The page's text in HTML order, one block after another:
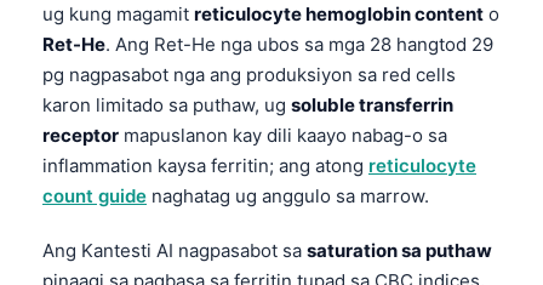
ug kung magamit reticulocyte hemoglobin content o
Ret-He. Ang Ret-He nga ubos sa mga 28 hangtod 29
pg nagpasabot nga ang produksiyon sa red cells
karon limitado sa puthaw, ug soluble transferrin
receptor mapuslanon kay dili kaayo nabag-o sa
inflammation kaysa ferritin; ang atong reticulocyte
count guide naghatag ug anggulo sa marrow.
Ang Kantesti AI nagpasabot sa saturation sa puthaw
pinaagi sa pagbasa sa ferritin tupad sa CBC indices,
日本語
ქართული
Русский
Lietuvių kalba
Polski
한국어